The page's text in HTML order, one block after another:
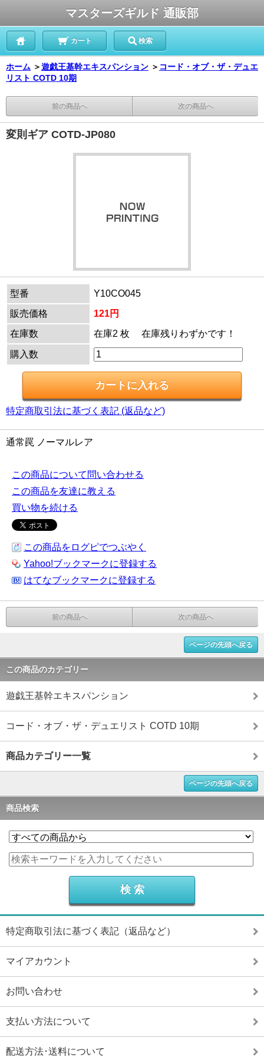
マスターズギルド 通販部
カート 検索
ホーム ＞遊戯王基幹エキスパンション ＞ コード・オブ・ザ・デュエ
リスト COTD 10期
前の商品へ 次の商品へ
変則ギア COTD-JP080
型番
Y10CO045
販売価格
121円
在庫数
在庫2 枚 在庫残りわずかです！
購入数
特定商取引法に基づく表記 (返品など)
通常罠 ノーマルレア
この商品について問い合わせる
この商品を友達に教える
買い物を続ける
この商品をログピでつぶやく
Yahoo!ブックマークに登録する
はてなブックマークに登録する
前の商品へ 次の商品へ
ページの先頭へ戻る
この商品のカテゴリー
遊戯王基幹エキスパンション
コード・オブ・ザ・デュエリスト COTD 10期
商品カテゴリー一覧
ページの先頭へ戻る
商品検索
特定商取引法に基づく表記（返品など）
マイアカウント
お問い合わせ
支払い方法について
配送方法･送料について